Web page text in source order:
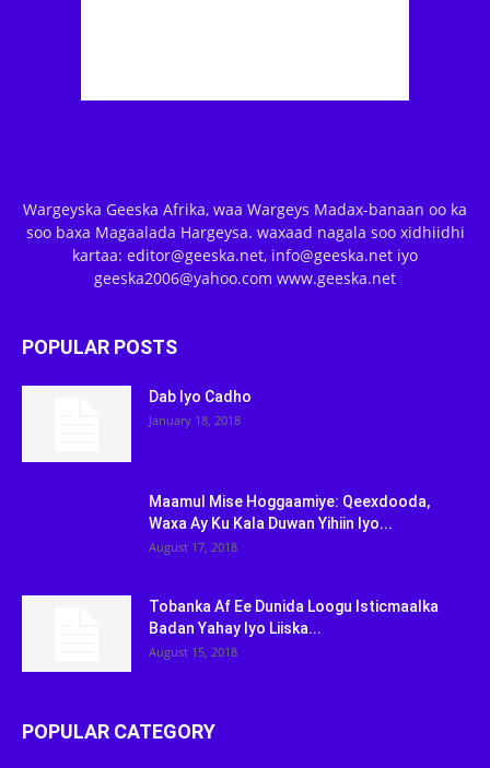
Wargeyska Geeska Afrika, waa Wargeys Madax-banaan oo ka
soo baxa Magaalada Hargeysa. waxaad nagala soo xidhiidhi
kartaa: editor@geeska.net, info@geeska.net iyo
geeska2006@yahoo.com www.geeska.net
POPULAR POSTS
Dab Iyo Cadho
January 18, 2018
Maamul Mise Hoggaamiye: Qeexdooda,
Waxa Ay Ku Kala Duwan Yihiin Iyo...
August 17, 2018
Tobanka Af Ee Dunida Loogu Isticmaalka
Badan Yahay Iyo Liiska...
August 15, 2018
POPULAR CATEGORY